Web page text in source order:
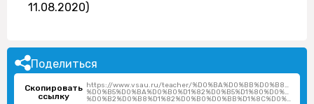
11.08.2020)
Поделиться
Скопировать
ссылку
https://www.vsau.ru/teacher/
%D0%B2%D0%B8%D1%82%D0%B0%D0%BB%D1%8C%D0%B5%D0%B2%D0%BD%D0%B0/